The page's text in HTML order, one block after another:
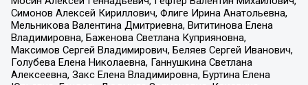
Симонов Алексей Кириллович, Флиге Ирина Анатольевна,
Мельникова Валентина Дмитриевна, Вититинова Елена
Владимировна, Баженова Светлана Куприяновна,
Максимов Сергей Владимирович, Беляев Сергей Иванович,
Голубева Елена Николаевна, Ганнушкина Светлана
Алексеевна, Закс Елена Владимировна, Буртина Елена